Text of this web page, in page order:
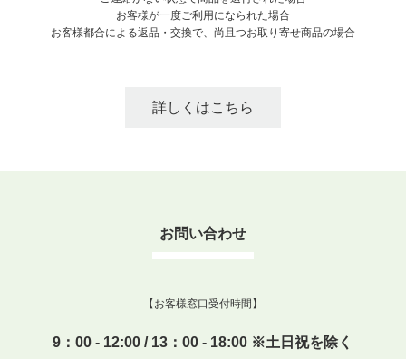
お客様が一度ご利用になられた場合
お客様都合による返品・交換で、尚且つお取り寄せ商品の場合
詳しくはこちら
お問い合わせ
【お客様窓口受付時間】
9：00 - 12:00 / 13：00 - 18:00 ※土日祝を除く